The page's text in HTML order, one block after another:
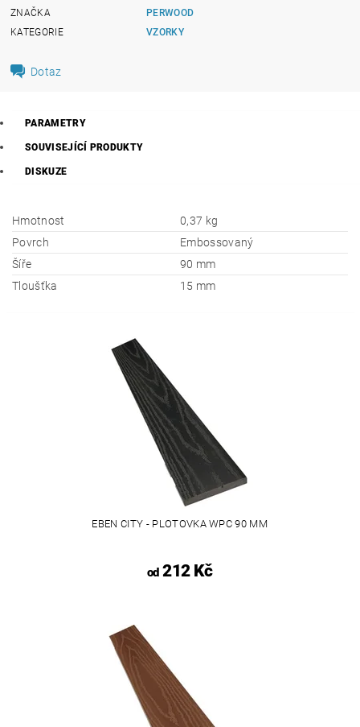
ZNAČKA
PERWOOD
KATEGORIE
VZORKY
Dotaz
PARAMETRY
SOUVISEJÍCÍ PRODUKTY
DISKUZE
Hmotnost
0,37 kg
Povrch
Embossovaný
Šíře
90 mm
Tloušťka
15 mm
EBEN CITY - PLOTOVKA WPC 90 MM
od212 Kč